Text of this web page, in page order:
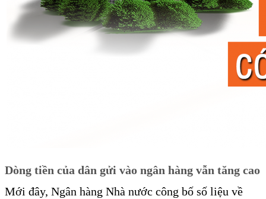
Dòng tiền của dân gửi vào ngân hàng vẫn tăng cao
Mới đây, Ngân hàng Nhà nước công bố số liệu về